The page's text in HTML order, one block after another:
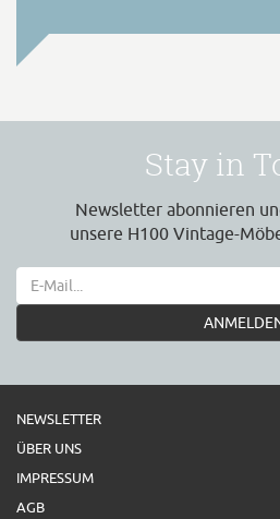
Stay in
Newsletter abonnieren
unsere H100 Vintage-
NEWSLETTER
ÜBER UNS
IMPRESSUM
AGB